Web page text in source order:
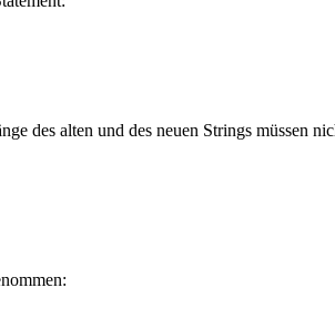
des alten und des neuen Strings müssen